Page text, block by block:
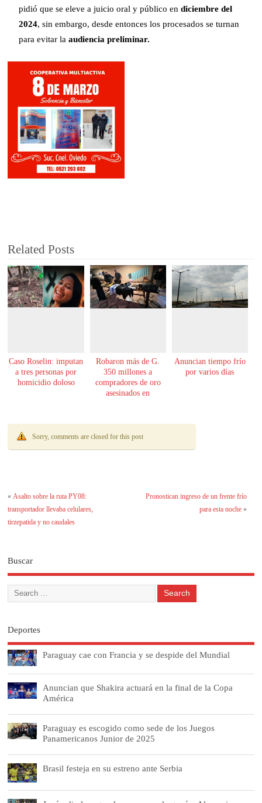
pidió que se eleve a juicio oral y público en diciembre del
2024, sin embargo, desde entonces los procesados se turnan
para evitar la audiencia preliminar.
Related Posts
Caso Roselin: imputan
a tres personas por
homicidio doloso
Robaron más de G.
350 millones a
compradores de oro
asesinados en
Anuncian tiempo frío
por varios días
Sorry, comments are closed for this post
«Asalto sobre la ruta PY08:
transportador llevaba celulares,
tirzepatida y no caudales
Pronostican ingreso de un frente frío
para esta noche»
Buscar
Deportes
Paraguay cae con Francia y se despide del Mundial
Anuncian que Shakira actuará en la final de la Copa
América
Paraguay es escogido como sede de los Juegos
Panamericanos Junior de 2025
Brasil festeja en su estreno ante Serbia